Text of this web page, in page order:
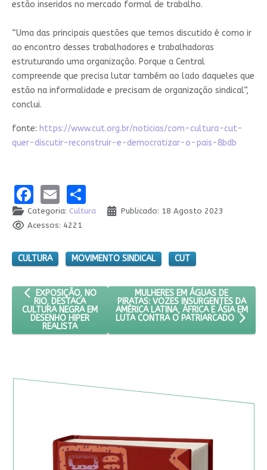
estão inseridos no mercado formal de trabalho.
“Uma das principais questões que temos discutido é como ir
ao encontro desses trabalhadores e trabalhadoras
estruturando uma organização. Porque a Central
compreende que precisa lutar também ao lado daqueles que
estão na informalidade e precisam de organização sindical”,
conclui.
fonte: https://www.cut.org.br/noticias/com-cultura-cut-
quer-discutir-reconstruir-e-democratizar-o-pais-8bdb
Facebook
EmailShare
Categoria: Cultura
Publicado: 18 Agosto 2023
Acessos: 4221
CULTURA MOVIMENTO SINDICAL CUT
ARTIGO ANTERIOR: EXPOSIÇÃO, NO RIO, DESTACA CULTURA
EXPOSIÇÃO, NO
RIO, DESTACA
CULTURA NEGRA EM
DESENHO HIPER
REALISTA
PRÓXIMO ARTIGO: MULHERES EM
MULHERES EM ÁGUAS DE
PIRATAS: VOZES INSURGENTES DA
AMÉRICA LATINA, ÁFRICA E ÁSIA EM
LUTA CONTRA O PATRIARCADO